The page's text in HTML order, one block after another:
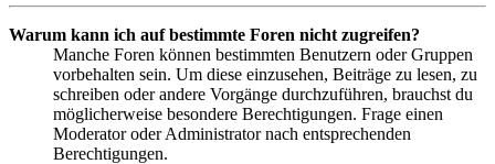
Warum kann ich auf bestimmte Foren nicht zugreifen?
Manche Foren können bestimmten Benutzern oder Gruppen
vorbehalten sein. Um diese einzusehen, Beiträge zu lesen, zu
schreiben oder andere Vorgänge durchzuführen, brauchst du
möglicherweise besondere Berechtigungen. Frage einen
Moderator oder Administrator nach entsprechenden
Berechtigungen.